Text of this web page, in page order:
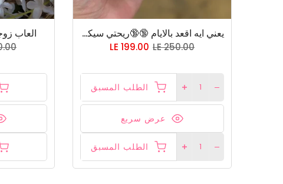
يعني ايه اقعد بالايام 🔞🔞ريحتي سيكسي وقله الادب؟ يعني ايه احط منتج علي جسمي يخليني مثيره 😉😉😉😉
LE 250.00
LE 199.00
الطلب المسبق
عرض سريع
الطلب المسبق
العاب